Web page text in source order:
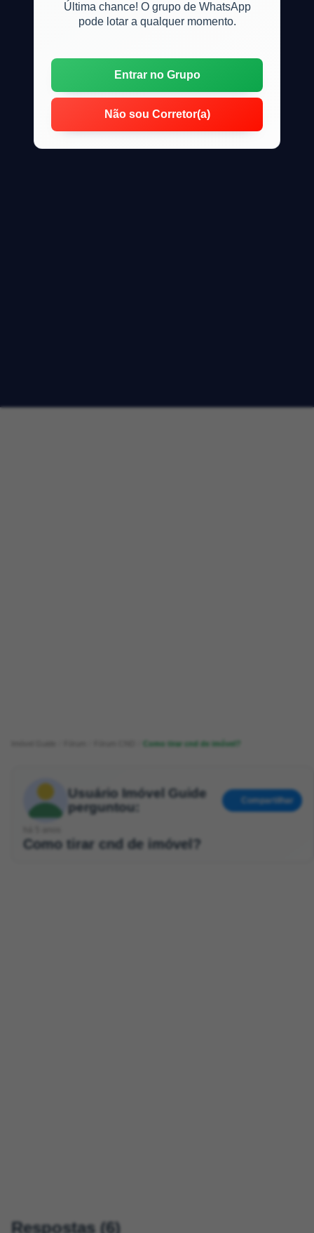
Última chance! O grupo de WhatsApp
pode lotar a qualquer momento.
Entrar no Grupo
Não sou Corretor(a)
Como tirar cnd de imóvel?
Usuário Imóvel Guide
perguntou:
Compartilhar
Como tirar cnd de imóvel?
Respostas (6)